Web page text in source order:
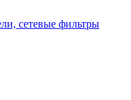
сетевые фильтры